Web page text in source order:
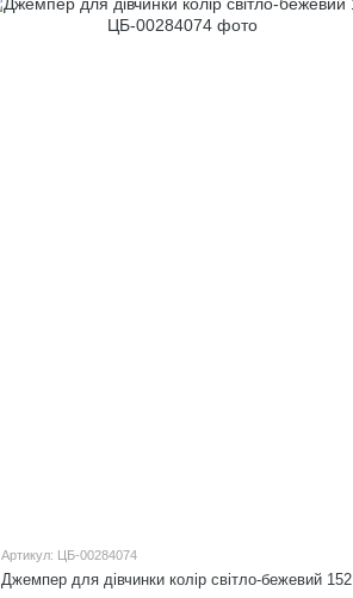
Артикул: ЦБ-00284074
Джемпер для дівчинки колір світло-бежевий 152